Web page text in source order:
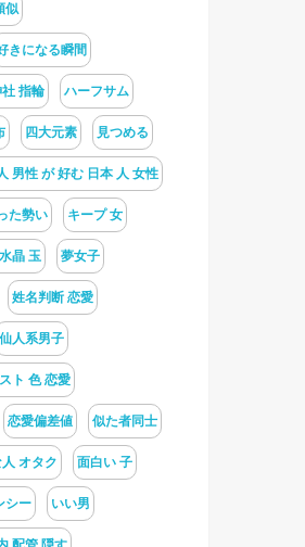
似
きになる瞬間
指輪 ハーフサム
四大元素 見つめる
男性 が 好む 日本 人 女性
た勢い キープ 女
晶 玉 夢女子
姓名判断 恋愛
仙人系男子
ト 色 恋愛
恋愛偏差値 似た者同士
オタク 面白い 子
シー いい男